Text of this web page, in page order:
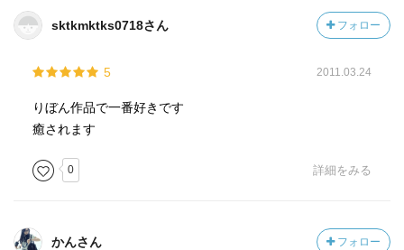
sktkmktks0718さん フォロー
5 2011.03.24
りぼん作品で一番好きです
癒されます
0 詳細をみる
かんさん フォロー